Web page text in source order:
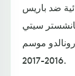
ضد باريس
سيتي
رونالدو موسم
2016-2017.